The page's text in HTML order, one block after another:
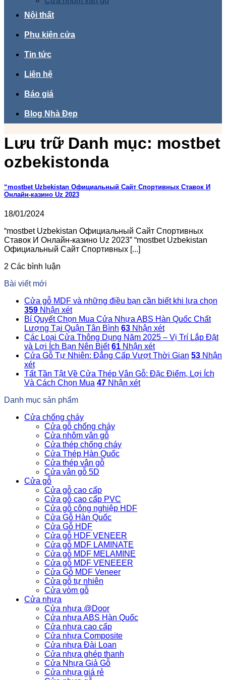
Nội thất
Phụ kiện cửa
Tin tức
Liên hệ
Báo giá
Blog Nhà Đẹp
Lưu trữ Danh mục: mostbet
ozbekistonda
“mostbet Uzbekistan Официальный Сайт Спортивных Ставок И
Онлайн-казино Uz 2023
18/01/2024
“mostbet Uzbekistan Официальный Сайт Спортивных
Ставок И Онлайн-казино Uz 2023” “mostbet Uzbekistan
Официальный Сайт Спортивных [...]
2 Các bình luận
Bài viết mới
Cửa gỗ MDF và những điều bạn cần biết khi lựa chọn
359 Nhận xét
Bí Quyết Chọn Mua Cửa Nhựa ABS Hàn Quốc Chất
Lượng Tại Quận Tân Bình 63 Nhận xét
Các Loại Cửa Thông Dụng Năm 2025 – Vị Trí Lắp Đặt
và Lợi Ích Bạn Nên Biết 61 Nhận xét
Cửa Gỗ Tự Nhiên: Đẳng Cấp Vượt Thời Gian 53 Nhận
xét
Tất Tần Tật Về Cửa Thép Vân Gỗ: Đặc Điểm, Lợi Ích
Và Cách Chọn Mua 47 Nhận xét
Danh mục sản phẩm
Cửa chống cháy
Cửa gỗ chống cháy
Cửa nhôm vân gỗ
Cửa thép chống cháy
Cửa Thép Hàn Quốc
Cửa thép vân gỗ
Cửa vân gỗ 5D
Cửa gỗ
Cửa gỗ cao cấp
Cửa gỗ cao cấp PVC
Cửa gỗ công nghiệp HDF
Cửa Gỗ Hàn Quốc
Cửa Gỗ HDF
Cửa gỗ HDF VENEER
Cửa gỗ MDF LAMINATE
Cửa gỗ MDF MELAMINE
Cửa gỗ MDF VENEEER
Cửa Gỗ MDF Veneer
Cửa gỗ tự nhiên
Cửa vòm gỗ
Cửa nhựa
Cửa nhựa @Door
Cửa nhựa ABS Hàn Quốc
Cửa nhựa cao cấp
Cửa nhựa Composite
Cửa nhựa Đài Loan
Cửa nhựa ghép thanh
Cửa Nhựa Giả Gỗ
Cửa nhựa giá rẻ